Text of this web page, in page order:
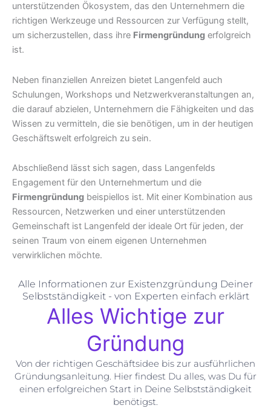
unterstützenden Ökosystem, das den Unternehmern die
richtigen Werkzeuge und Ressourcen zur Verfügung stellt,
um sicherzustellen, dass ihre Firmengründung erfolgreich
ist.
Neben finanziellen Anreizen bietet Langenfeld auch
Schulungen, Workshops und Netzwerkveranstaltungen an,
die darauf abzielen, Unternehmern die Fähigkeiten und das
Wissen zu vermitteln, die sie benötigen, um in der heutigen
Geschäftswelt erfolgreich zu sein.
Abschließend lässt sich sagen, dass Langenfelds
Engagement für den Unternehmertum und die
Firmengründung beispiellos ist. Mit einer Kombination aus
Ressourcen, Netzwerken und einer unterstützenden
Gemeinschaft ist Langenfeld der ideale Ort für jeden, der
seinen Traum von einem eigenen Unternehmen
verwirklichen möchte.
Alle Informationen zur Existenzgründung Deiner
Selbstständigkeit - von Experten einfach erklärt
Alles Wichtige zur
Gründung
Von der richtigen Geschäftsidee bis zur ausführlichen
Gründungsanleitung. Hier findest Du alles, was Du für
einen erfolgreichen Start in Deine Selbstständigkeit
benötigst.